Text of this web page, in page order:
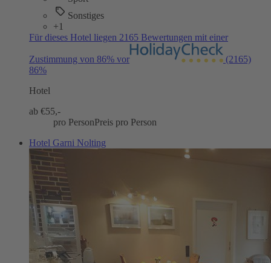
Sonstiges
+1
Für dieses Hotel liegen 2165 Bewertungen mit einer
Zustimmung von 86% vor
(2165)
86%
Hotel
ab €55,-
pro PersonPreis pro Person
Hotel Garni Nolting